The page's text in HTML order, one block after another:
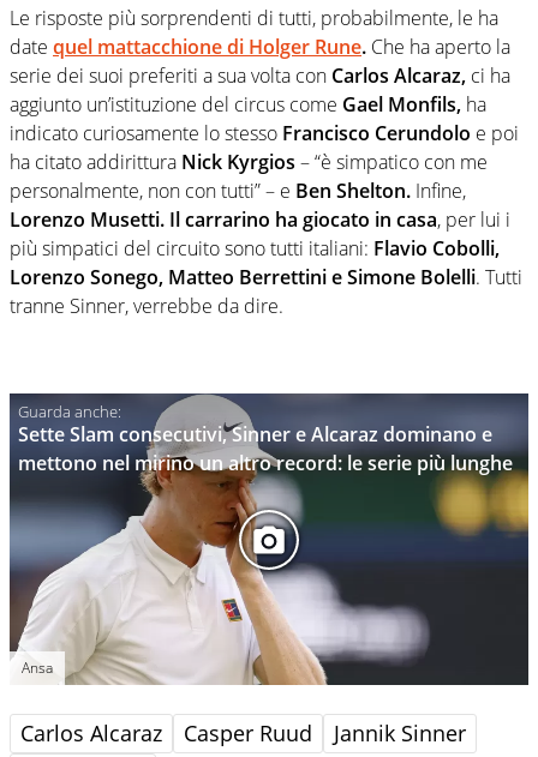
Le risposte più sorprendenti di tutti, probabilmente, le ha
date quel mattacchione di Holger Rune. Che ha aperto la
serie dei suoi preferiti a sua volta con Carlos Alcaraz, ci ha
aggiunto un’istituzione del circus come Gael Monfils, ha
indicato curiosamente lo stesso Francisco Cerundolo e poi
ha citato addirittura Nick Kyrgios – “è simpatico con me
personalmente, non con tutti” – e Ben Shelton. Infine,
Lorenzo Musetti. Il carrarino ha giocato in casa, per lui i
più simpatici del circuito sono tutti italiani: Flavio Cobolli,
Lorenzo Sonego, Matteo Berrettini e Simone Bolelli. Tutti
tranne Sinner, verrebbe da dire.
Sette Slam consecutivi, Sinner e Alcaraz dominano e
mettono nel mirino un altro record: le serie più lunghe
Ansa
Carlos Alcaraz Casper Ruud
Jannik Sinner